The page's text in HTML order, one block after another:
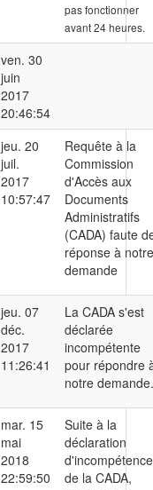
pas fonctionner
avant 24 heures.
ven. 30
juin
2017
20:46:54
jeu. 20
juil.
2017
10:57:47
Requête à la
Commission
d'Accès aux
Documents
Administratifs
(CADA) faute
réponse à notre
demande
jeu. 07
déc.
2017
11:26:41
La CADA s'est
déclarée
incompétente
pour répondre
notre demande.
mar. 15
mai
2018
22:59:50
Suite à la
déclaration
d'incompétence
de la CADA,